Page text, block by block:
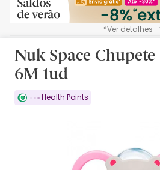
*Ver detalhes
Nuk Space
6M 1ud
Health Points